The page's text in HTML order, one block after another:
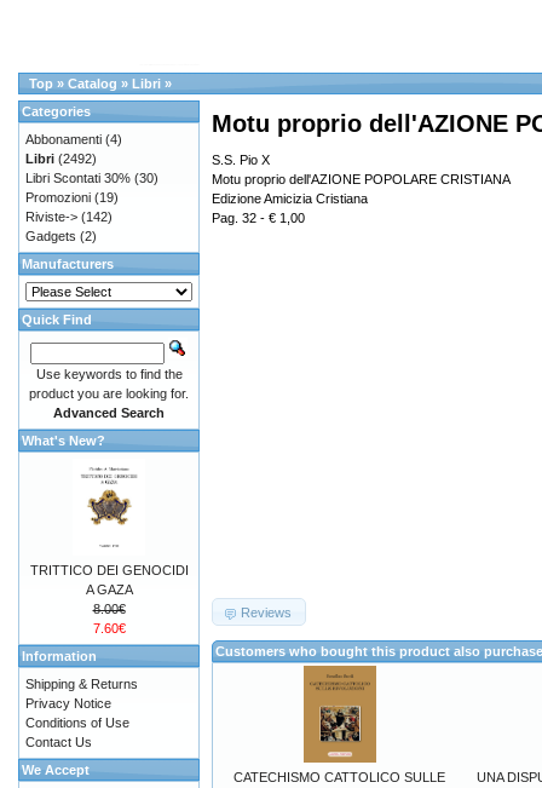
Top » Catalog » Libri »
Motu proprio dell'AZIONE
S.S. Pio X
Motu proprio dell'AZIONE POPOLARE CRISTIANA
Edizione Amicizia Cristiana
Pag. 32 - € 1,00
Reviews
Customers who bought this product also
CATECHISMO CATTOLICO SULLE
UNA
Categories
Abbonamenti (4)
Libri (2492)
Libri Scontati 30% (30)
Promozioni (19)
Riviste-> (142)
Gadgets (2)
Manufacturers
Quick Find
Use keywords to find the
product you are looking for.
Advanced Search
What's New?
TRITTICO DEI GENOCIDI
A GAZA
8.00€
7.60€
Information
Shipping & Returns
Privacy Notice
Conditions of Use
Contact Us
We Accept